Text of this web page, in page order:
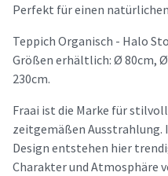
Perfekt für einen
Teppich Organisch - Halo
Größen erhältlich: Ø 80cm,
230cm.
Fraai ist die Marke für
zeitgemäßen
Design entstehen hier
Charakter und Atmosphäre